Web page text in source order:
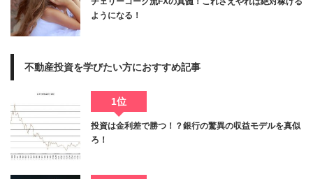
ようになる！
不動産投資を学びたい方におすすめ記事
1位
投資は金利差で勝つ！？銀行の驚異の収益モデルを真似
ろ！